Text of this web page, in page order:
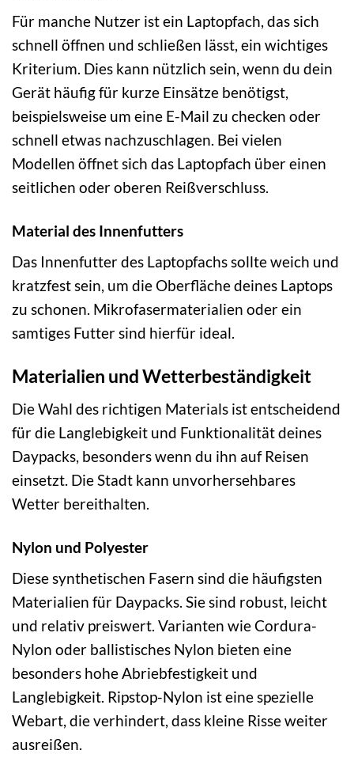
Für manche Nutzer ist ein Laptopfach, das sich
schnell öffnen und schließen lässt, ein wichtiges
Kriterium. Dies kann nützlich sein, wenn du dein
Gerät häufig für kurze Einsätze benötigst,
beispielsweise um eine E-Mail zu checken oder
schnell etwas nachzuschlagen. Bei vielen
Modellen öffnet sich das Laptopfach über einen
seitlichen oder oberen Reißverschluss.
Material des Innenfutters
Das Innenfutter des Laptopfachs sollte weich und
kratzfest sein, um die Oberfläche deines Laptops
zu schonen. Mikrofasermaterialien oder ein
samtiges Futter sind hierfür ideal.
Materialien und Wetterbeständigkeit
Die Wahl des richtigen Materials ist entscheidend
für die Langlebigkeit und Funktionalität deines
Daypacks, besonders wenn du ihn auf Reisen
einsetzt. Die Stadt kann unvorhersehbares
Wetter bereithalten.
Nylon und Polyester
Diese synthetischen Fasern sind die häufigsten
Materialien für Daypacks. Sie sind robust, leicht
und relativ preiswert. Varianten wie Cordura-
Nylon oder ballistisches Nylon bieten eine
besonders hohe Abriebfestigkeit und
Langlebigkeit. Ripstop-Nylon ist eine spezielle
Webart, die verhindert, dass kleine Risse weiter
ausreißen.